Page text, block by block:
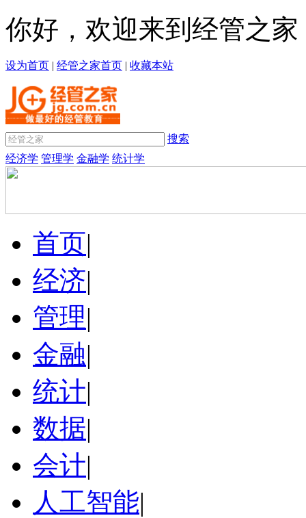
你好，欢迎来到经管之家
设为首页 | 经管之家首页 | 收藏本站
搜索
经济学 管理学 金融学 统计学
首页|
经济|
管理|
金融|
统计|
数据|
会计|
人工智能|